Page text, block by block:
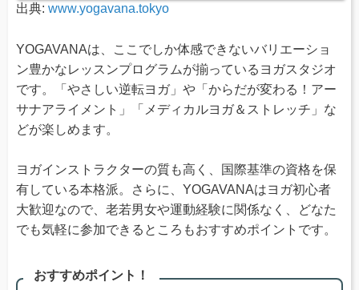
出典: www.yogavana.tokyo
YOGAVANAは、ここでしか体感できないバリエーショ
ン豊かなレッスンプログラムが揃っているヨガスタジオ
です。「やさしい逆転ヨガ」や「からだが変わる！アー
サナアライメント」「メディカルヨガ＆ストレッチ」な
どが楽しめます。
ヨガインストラクターの質も高く、国際基準の資格を保
有している本格派。さらに、YOGAVANAはヨガ初心者
大歓迎なので、老若男女や運動経験に関係なく、どなた
でも気軽に参加できるところもおすすめポイントです。
おすすめポイント！